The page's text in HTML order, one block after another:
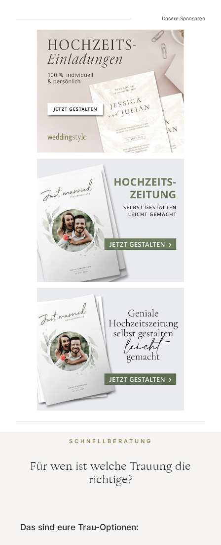
Unsere Sponsoren
SCHNELLBERATUNG
Für wen ist welche Trauung die
richtige?
Das sind eure Trau-Optionen: